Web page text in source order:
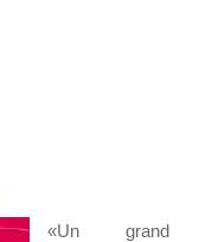
«Un grand